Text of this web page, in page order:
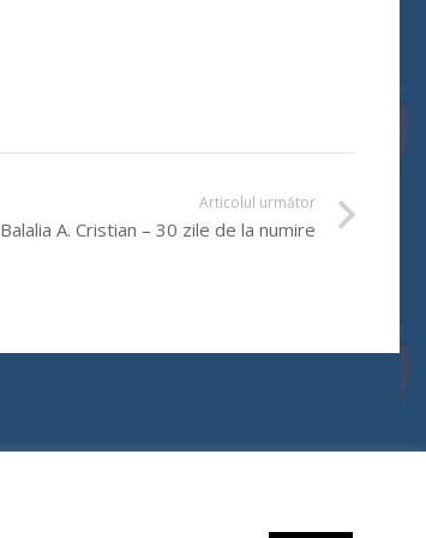
Articolul următor
Balalia A. Cristian – 30 zile de la numire